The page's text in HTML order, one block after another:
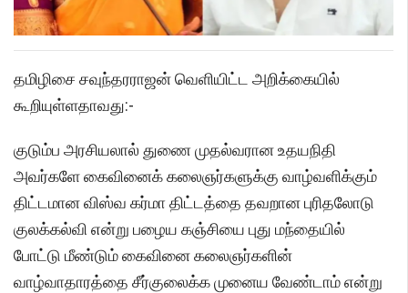
தமிழிசை சவுந்தரராஜன் வெளியிட்ட அறிக்கையில்
கூறியுள்ளதாவது:-
குடும்ப அரசியலால் துணை முதல்வரான உதயநிதி
அவர்களே கைவினைக் கலைஞர்களுக்கு வாழ்வளிக்கும்
திட்டமான விஸ்வ கர்மா திட்டத்தை தவறான புரிதலோடு
குலக்கல்வி என்று பழைய கஞ்சியை புது மந்தையில்
போட்டு மீண்டும் கைவினை கலைஞர்களின்
வாழ்வாதாரத்தை சீர்குலைக்க முனைய வேண்டாம் என்று